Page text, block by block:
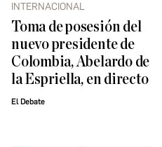
INTERNACIONAL
Toma de posesión del
nuevo presidente de
Colombia, Abelardo de
la Espriella, en directo
El Debate